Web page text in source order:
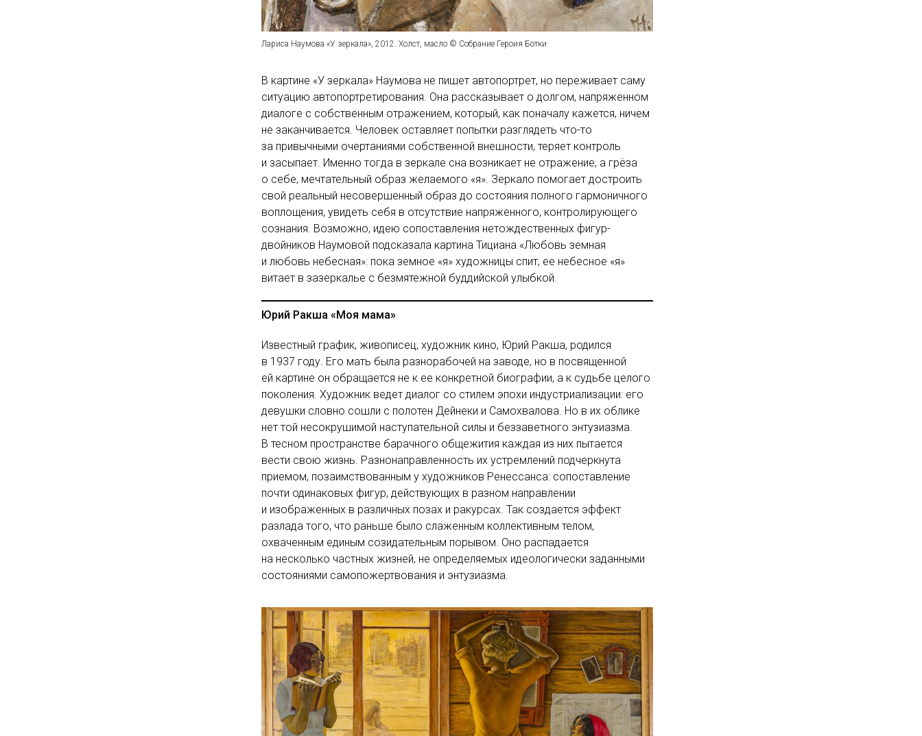
Лариса Наумова «У зеркала», 2012. Холст, масло © Собрание Героия Ботки
В картине «У зеркала» Наумова не пишет автопортрет, но переживает саму
ситуацию автопортретирования. Она рассказывает о долгом, напряженном
диалоге с собственным отражением, который, как поначалу кажется, ничем
не заканчивается. Человек оставляет попытки разглядеть что-то
за привычными очертаниями собственной внешности, теряет контроль
и засыпает. Именно тогда в зеркале сна возникает не отражение, а грёза
о себе, мечтательный образ желаемого «я». Зеркало помогает достроить
свой реальный несовершенный образ до состояния полного гармоничного
воплощения, увидеть себя в отсутствие напряженного, контролирующего
сознания. Возможно, идею сопоставления нетождественных фигур-
двойников Наумовой подсказала картина Тициана «Любовь земная
и любовь небесная»: пока земное «я» художницы спит, ее небесное «я»
витает в зазеркалье с безмятежной буддийской улыбкой.
Юрий Ракша «Моя мама»
Известный график, живописец, художник кино, Юрий Ракша, родился
в 1937 году. Его мать была разнорабочей на заводе, но в посвященной
ей картине он обращается не к ее конкретной биографии, а к судьбе целого
поколения. Художник ведет диалог со стилем эпохи индустриализации: его
девушки словно сошли с полотен Дейнеки и Самохвалова. Но в их облике
нет той несокрушимой наступательной силы и беззаветного энтузиазма.
В тесном пространстве барачного общежития каждая из них пытается
вести свою жизнь. Разнонаправленность их устремлений подчеркнута
приемом, позаимствованным у художников Ренессанса: сопоставление
почти одинаковых фигур, действующих в разном направлении
и изображенных в различных позах и ракурсах. Так создается эффект
разлада того, что раньше было слаженным коллективным телом,
охваченным единым созидательным порывом. Оно распадается
на несколько частных жизней, не определяемых идеологически заданными
состояниями самопожертвования и энтузиазма.